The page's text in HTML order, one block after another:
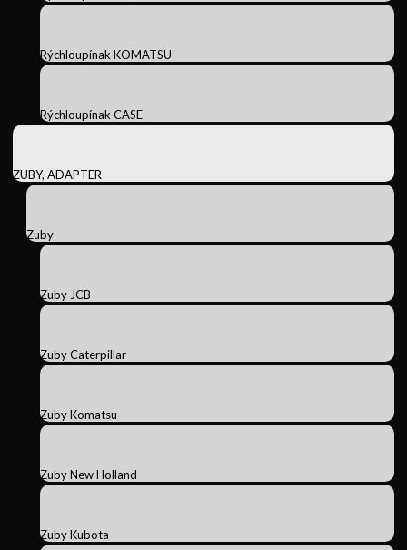
Rýchloupínak KOMATSU
Rýchloupínak CASE
ZUBY, ADAPTER
Zuby
Zuby JCB
Zuby Caterpillar
Zuby Komatsu
Zuby New Holland
Zuby Kubota